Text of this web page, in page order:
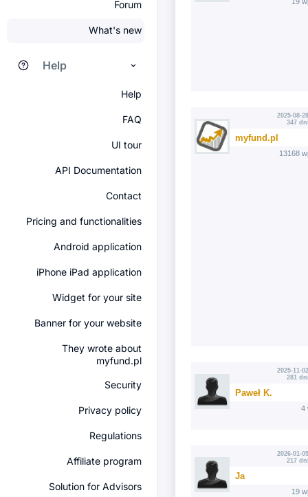
Forum
What's new
Help
Help
FAQ
UI tour
API Documentation
Contact
Pricing and functionalities
Android application
iPhone iPad application
Widget for your site
Banner for your website
They wrote about
myfund.pl
Security
Privacy policy
Regulations
Affiliate program
Solution for Advisors
2025-08-
347
myfund.pl
13168
2025-11-
281
Paweł K.
4
2026-01-
217
Ja
19